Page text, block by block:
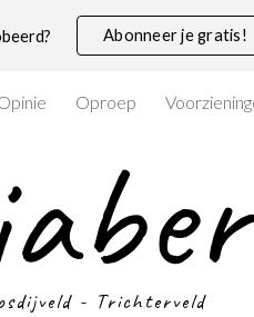
Skip to
Abonneer je gratis!
Oproep
- Trichterveld